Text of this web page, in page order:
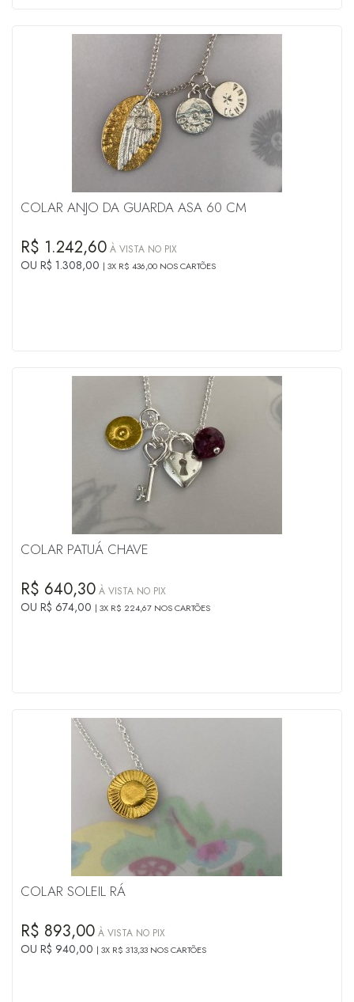
COLAR ANJO DA GUARDA ASA 60 CM
R$ 1.242,60 À VISTA NO PIX
OU R$ 1.308,00 3X R$ 436,00 NOS CARTÕES
COLAR PATUÁ CHAVE
R$ 640,30 À VISTA NO PIX
OU R$ 674,00 3X R$ 224,67 NOS CARTÕES
COLAR SOLEIL RÁ
R$ 893,00 À VISTA NO PIX
OU R$ 940,00 3X R$ 313,33 NOS CARTÕES